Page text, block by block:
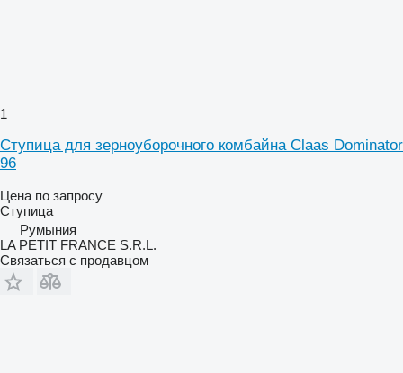
1
Ступица для зерноуборочного комбайна Claas Dominator
96
Цена по запросу
Ступица
Румыния
LA PETIT FRANCE S.R.L.
Связаться с продавцом